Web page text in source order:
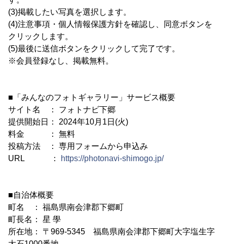
(3)掲載したい写真を選択します。
(4)注意事項・個人情報保護方針を確認し、同意ボタンを
クリックします。
(5)最後に送信ボタンをクリックして完了です。
※会員登録なし、掲載無料。
■「みんなのフォトギャラリー」サービス概要
サイト名 ： フォトナビ下郷
提供開始日： 2024年10月1日(火)
料金 ： 無料
投稿方法 ： 専用フォームから申込み
URL ：
https://photonavi-shimogo.jp/
■自治体概要
町名 ： 福島県南会津郡下郷町
町長名： 星 學
所在地： 〒969-5345 福島県南会津郡下郷町大字塩生字